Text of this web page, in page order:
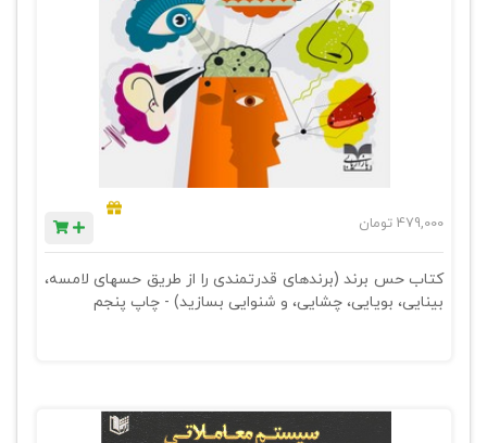
479,000 تومان
کتاب حس برند (برندهای قدرتمندی را از طریق حسهای لامسه،
بینایی، بویایی، چشایی، و شنوایی بسازید) - چاپ پنجم